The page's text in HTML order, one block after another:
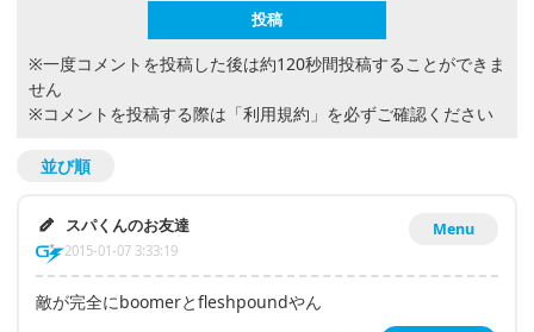
※一度コメントを投稿した後は約120秒間投稿することができま
せん
※コメントを投稿する際は 「利用規約」 を必ずご確認ください
並び順
Menu
スパくんのお友達
2015-01-07 3:33:19
敵が完全にboomerとfleshpoundやん